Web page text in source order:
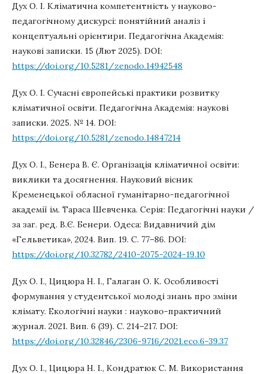
Дух О. І. Кліматична компетентність у науково-
педагогічному дискурсі: понятійний аналіз і
концептуальні орієнтири. Педагогічна Академія:
наукові записки. 15 (Лют 2025). DOI:
https://doi.org/10.5281/zenodo.14942548
Дух О. І. Сучасні європейські практики розвитку
кліматичної освіти. Педагогічна Академія: наукові
записки. 2025. № 14. DOI:
https://doi.org/10.5281/zenodo.14847214
Дух О. І., Бенера В. Є. Організація кліматичної освіти:
виклики та досягнення. Науковий вісник
Кременецької обласної гуманітарно-педагогічної
академії ім. Тараса Шевченка. Серія: Педагогічні науки /
за заг. ред. В.Є. Бенери. Одеса: Видавничий дім
«Гельветика», 2024. Вип. 19. С. 77–86. DOI:
https://doi.org/10.32782/2410-2075-2024-19.10
Дух О. І., Цицюра Н. І., Галаган О. К. Особливості
формування у студентської молоді знань про зміни
клімату. Екологічні науки : науково-практичний
журнал. 2021. Вип. 6 (39). С. 214–217. DOI:
https://doi.org/10.32846/2306-9716/2021.eco.6-39.37
Дух О. І., Цицюра Н. І., Кондратюк С. М. Використання